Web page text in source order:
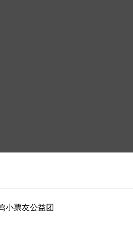
小票友公益团